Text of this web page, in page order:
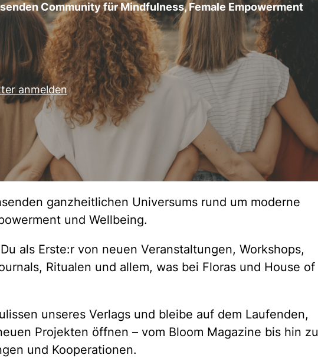
Community für Mindfulness, Female Empowerment
anmelden
ganzheitlichen Universums rund um moderne
und Wellbeing.
als Erste:r von neuen Veranstaltungen, Workshops,
Ritualen und allem, was bei Floras und House of
unseres Verlags und bleibe auf dem Laufenden,
Projekten öffnen – vom Bloom Magazine bis hin zu
und Kooperationen.